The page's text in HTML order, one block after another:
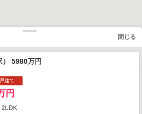
閉じる
） 5980万円
建て
円
2LDK